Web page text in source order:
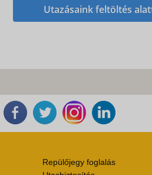
Utazásaink feltöltés
Repülőjegy foglalás